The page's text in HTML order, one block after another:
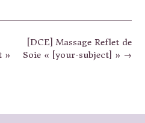
[DCE] Massage Reflet de
Soie « [your-subject] » →
»